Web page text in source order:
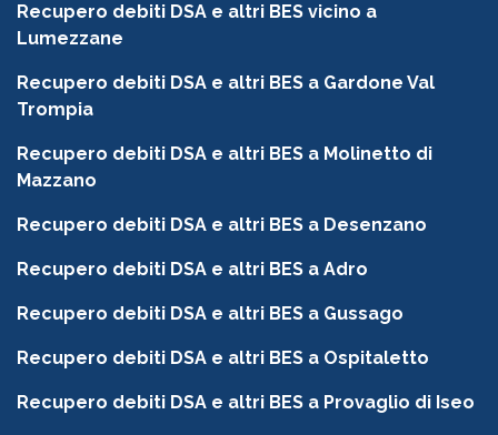
Recupero debiti DSA e altri BES vicino a
Lumezzane
Recupero debiti DSA e altri BES a Gardone Val
Trompia
Recupero debiti DSA e altri BES a Molinetto di
Mazzano
Recupero debiti DSA e altri BES a Desenzano
Recupero debiti DSA e altri BES a Adro
Recupero debiti DSA e altri BES a Gussago
Recupero debiti DSA e altri BES a Ospitaletto
Recupero debiti DSA e altri BES a Provaglio di Iseo